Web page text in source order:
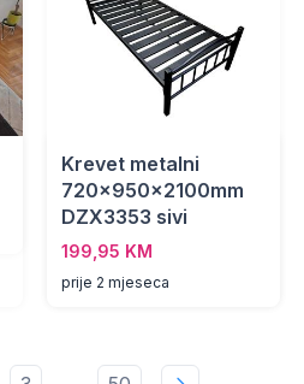
Krevet metalni
720x950x2100mm
DZX3353 sivi
199,95 KM
prije 2 mjeseca